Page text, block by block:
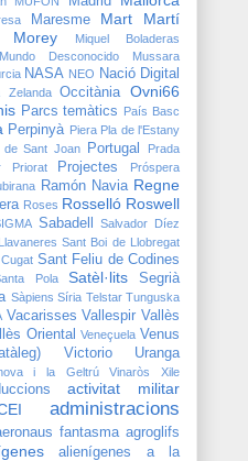
Maresme Mart
Martí
Morey Miquel Boladeras
Mundo Desconocido
Mussara
NASA NEO Nació Digital
Zelanda Occitània
Ovni66
Parcs temàtics País Basc
Perpinyà Piera Pla de l'Estany
de Sant Joan Portugal
Prada
Priorat Projectes
Próspera
Ramón Navia Regne
Roses Rosselló Roswell
Sabadell
Salvador Díez
Sant Boi de Llobregat
Sant Feliu de Codines
Pola Satèl·lits Segrià
Sàpiens Síria Telstar Tunguska
Vacarisses Vallespir Vallès
Oriental Veneçuela Venus
Victorio Uranga
i la Geltrú Vinaròs Xile
activitat militar
administracions
fantasma agroglifs
alienígenes a la